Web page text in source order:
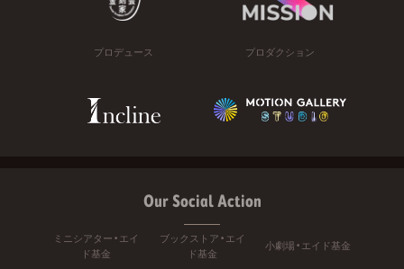
プロデュース プロダクション
Our Social Action
ミニシアター・エイ
ド基金
ブックストア・エイ
ド基金
小劇場・エイド基金